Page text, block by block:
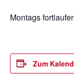
Montags
Zum